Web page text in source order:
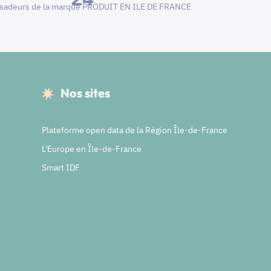
de la marque PRODUIT EN ILE DE FRANCE
Nos sites
Plateforme open data de la Région Île-de-France
L'Europe en Île-de-France
Smart IDF